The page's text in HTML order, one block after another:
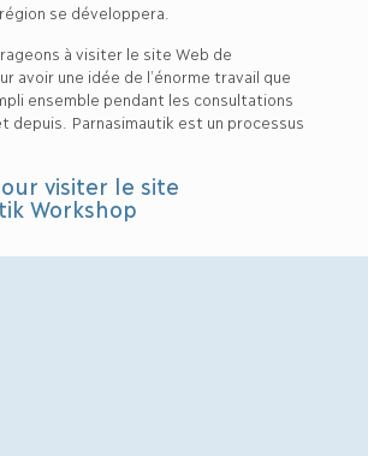
se développera.
à visiter le site Web de
avoir une idée de l’énorme travail que
ensemble pendant les consultations
depuis. Parnasimautik est un processus
visiter le site
Workshop